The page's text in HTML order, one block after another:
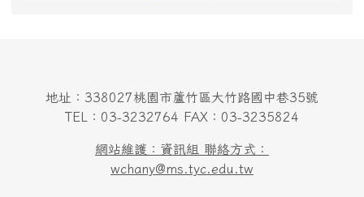
地址：338027桃園市蘆竹區大竹路國中巷35號
TEL：03-3232764 FAX：03-3235824
網站維護：資訊組 聯絡方式：
wchany@ms.tyc.edu.tw